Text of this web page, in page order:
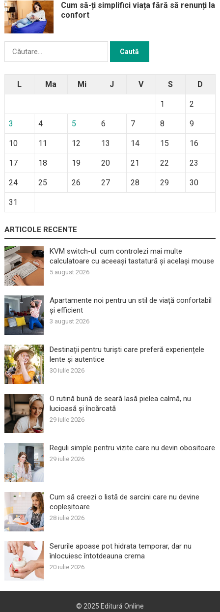
Cum să-ți simplifici viața fără să renunți la
confort
L Ma Mi J V S D
1 2
3 4 5 6 7 8 9
10 11 12 13 14 15 16
17 18 19 20 21 22 23
24 25 26 27 28 29 30
31
ARTICOLE RECENTE
KVM switch-ul: cum controlezi mai multe
calculatoare cu aceeași tastatură și același mouse
5 august 2026
Apartamente noi pentru un stil de viață confortabil
și efficient
3 august 2026
Destinații pentru turiști care preferă experiențele
lente și autentice
30 iulie 2026
O rutină bună de seară lasă pielea calmă, nu
lucioasă și încărcată
29 iulie 2026
Reguli simple pentru vizite care nu devin obositoare
29 iulie 2026
Cum să creezi o listă de sarcini care nu devine
copleșitoare
28 iulie 2026
Serurile apoase pot hidrata temporar, dar nu
înlocuiesc întotdeauna crema
20 iulie 2026
© 2025 Editură Online